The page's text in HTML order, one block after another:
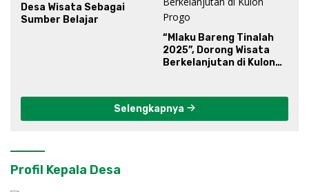
Desa Wisata Sebagai
Sumber Belajar
“Mlaku Bareng Tinalah
2025”, Dorong Wisata
Berkelanjutan di Kulon
Selengkapnya
Profil Kepala Desa